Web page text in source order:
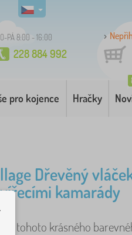
PÁ 8:00 - 16:00
228 884 992
pro kojence Hračky
Dřevěný
kamarády
do tohoto krásného